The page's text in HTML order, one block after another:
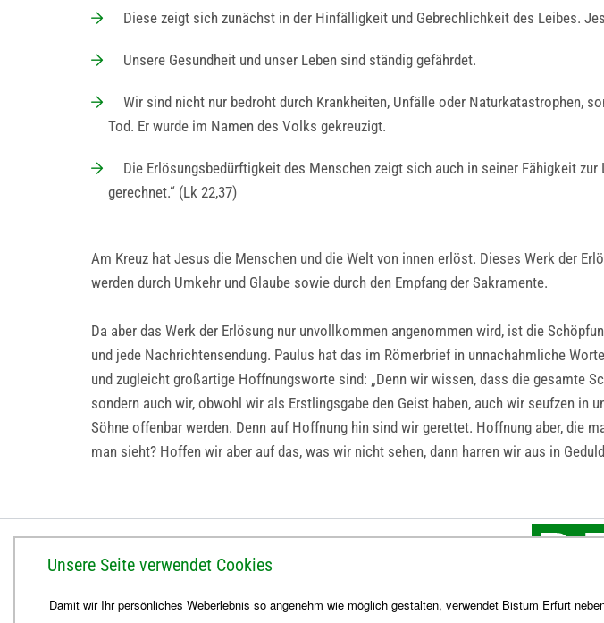
Diese zeigt sich zunächst in der Hinfälligkeit und Gebrechlichkeit des Leibes.
Unsere Gesundheit und unser Leben sind ständig gefährdet.
Wir sind nicht nur bedroht durch Krankheiten, Unfälle oder Naturkatastrophen,
Tod. Er wurde im Namen des Volks gekreuzigt.
Die Erlösungsbedürftigkeit des Menschen zeigt sich auch in seiner Fähigkeit zur
gerechnet.“ (Lk 22,37)
Am Kreuz hat Jesus die Menschen und die Welt von innen erlöst. Dieses Werk der
werden durch Umkehr und Glaube sowie durch den Empfang der Sakramente.
Da aber das Werk der Erlösung nur unvollkommen angenommen wird, ist die
und jede Nachrichtensendung. Paulus hat das im Römerbrief in unnachahmliche
und zugleicht großartige Hoffnungsworte sind: „Denn wir wissen, dass die gesamte
sondern auch wir, obwohl wir als Erstlingsgabe den Geist haben, auch wir seufzen in
Söhne offenbar werden. Denn auf Hoffnung hin sind wir gerettet. Hoffnung aber, die
man sieht? Hoffen wir aber auf das, was wir nicht sehen, dann harren wir aus in
BISTUM ERFURT
Bischöfliches Ordinariat
Herrmannsplatz 9, 99084 Erfurt
Unsere Seite verwendet Cookies
Damit wir Ihr persönliches Weberlebnis so angenehm wie möglich gestalten, verwendet Bistum Erfurt